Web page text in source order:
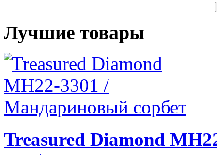
Лучшие товары
Treasured Diamond